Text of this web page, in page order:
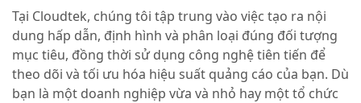
Tại Cloudtek, chúng tôi tập trung vào việc tạo ra nội
dung hấp dẫn, định hình và phân loại đúng đối tượng
mục tiêu, đồng thời sử dụng công nghệ tiên tiến để
theo dõi và tối ưu hóa hiệu suất quảng cáo của bạn. Dù
bạn là một doanh nghiệp vừa và nhỏ hay một tổ chức